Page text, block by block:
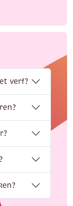
verf?